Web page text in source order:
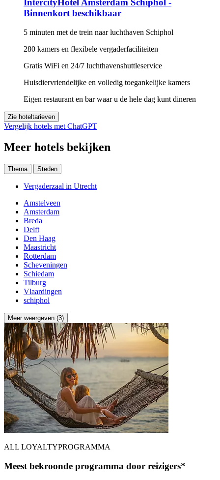
IntercityHotel Amsterdam Schiphol -
Binnenkort beschikbaar
5 minuten met de trein naar luchthaven Schiphol
280 kamers en flexibele vergaderfaciliteiten
Gratis WiFi en 24/7 luchthavenshuttleservice
Huisdiervriendelijke en volledig toegankelijke kamers
Eigen restaurant en bar waar u de hele dag kunt dineren
Zie hoteltarieven
Vergelijk hotels met ChatGPT
Meer hotels bekijken
Thema Steden
Vergaderzaal in Utrecht
Amstelveen
Amsterdam
Breda
Delft
Den Haag
Maastricht
Rotterdam
Scheveningen
Schiedam
Tilburg
Vlaardingen
schiphol
Meer weergeven (3)
ALL LOYALTYPROGRAMMA
Meest bekroonde programma door reizigers*